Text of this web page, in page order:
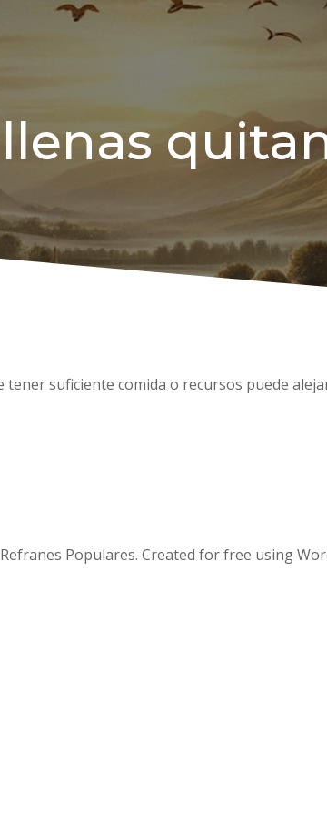
suficiente comida o recursos puede
Populares. Created for free using